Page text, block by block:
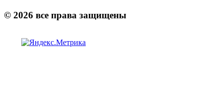
© 2026 все права защищены